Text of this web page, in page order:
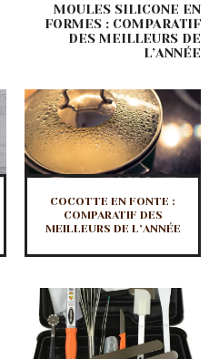
MOULES SILICONE EN
FORMES : COMPARATIF
DES MEILLEURS DE
L’ANNÉE
COCOTTE EN FONTE :
COMPARATIF DES
MEILLEURS DE L’ANNÉE